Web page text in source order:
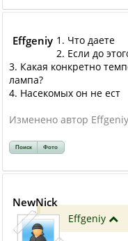
Effgeniy 1. Что даете
2. Если до
3. Какая конкретно
лампа?
4. Насекомых он не ест
Изменено автор Effgeniy
Поиск Фото
NewNick
Effgeniy